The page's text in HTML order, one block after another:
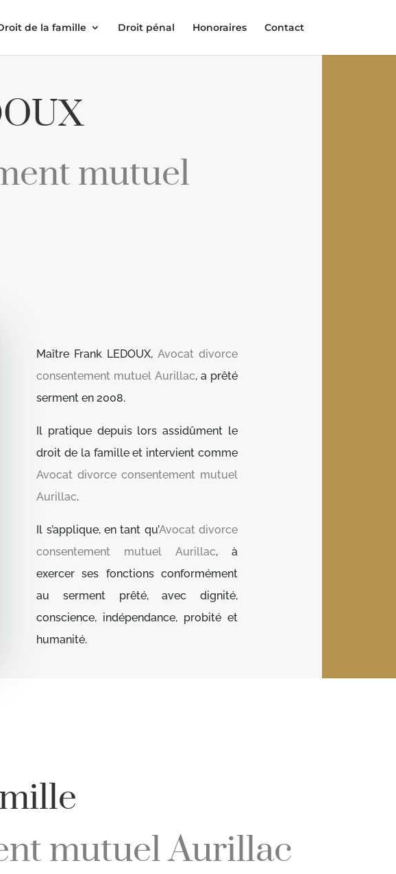
de la famille Droit pénal Honoraires Contact
mutuel
Maître Frank LEDOUX, Avocat divorce
consentement mutuel Aurillac, a prêté
serment en 2008.
Il pratique depuis lors assidûment le
droit de la famille et intervient comme
Avocat divorce consentement mutuel
Aurillac.
Il s’applique, en tant qu’Avocat divorce
consentement mutuel Aurillac, à
exercer ses fonctions conformément
au serment prêté, avec dignité,
conscience, indépendance, probité et
humanité.
mutuel Aurillac